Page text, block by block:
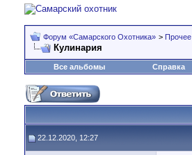
Форум «Самарского Охотника» > Прочее
Кулинария
Все альбомы Справка
22.12.2020, 12:27